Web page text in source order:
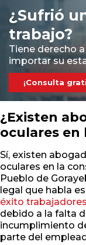
¿Sufrió
trabajo?
Tiene derecho
importar su
¡Consulta
¿Existen
oculares en
Sí, existen
oculares en la
Pueblo de
legal que habla
éxito
debido a la falta
incumplimiento
parte del